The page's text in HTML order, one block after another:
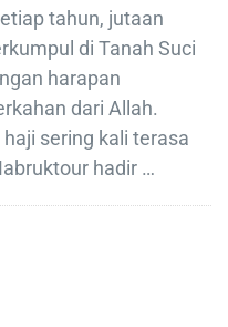
tahun, jutaan
di Tanah Suci
harapan
dari Allah.
sering kali terasa
hadir …